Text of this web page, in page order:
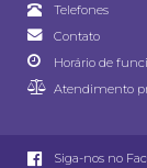
Telefones
Contato
Horário de
Atendimento
Siga-nos no